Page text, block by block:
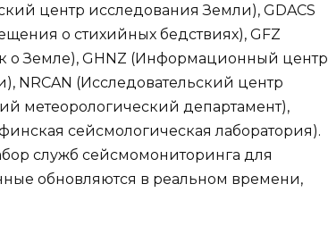
центр исследования Земли), GDACS
о стихийных бедствиях), GFZ
о Земле), GHNZ (Информационный центр
NRCAN (Исследовательский центр
метеорологический департамент),
сейсмологическая лаборатория).
служб сейсмомониторинга для
обновляются в реальном времени,